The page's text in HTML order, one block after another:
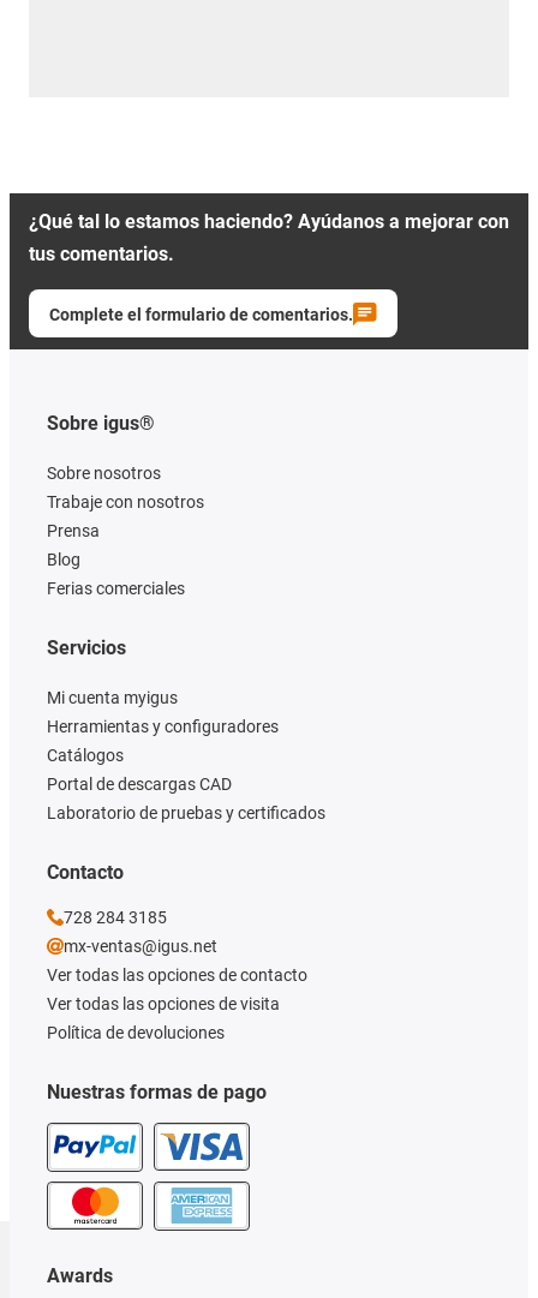
¿Qué tal lo estamos haciendo? Ayúdanos a mejorar con
tus comentarios.
Complete el formulario de comentarios.
Sobre igus®
Sobre nosotros
Trabaje con nosotros
Prensa
Blog
Ferias comerciales
Nuestras formas de pago
Servicios
Mi cuenta myigus
Herramientas y configuradores
Catálogos
Portal de descargas CAD
Laboratorio de pruebas y certificados
Awards
Contacto
728 284 3185
mx-ventas@igus.net
Ver todas las opciones de contacto
Ver todas las opciones de visita
Política de devoluciones